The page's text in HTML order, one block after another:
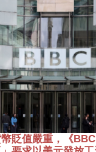
貶值嚴重，《